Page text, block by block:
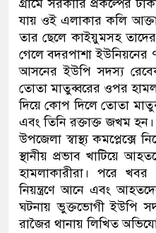
গ্রামে সরকারি প্রকল্পের
যায় ওই এলাকার কলি
তার ছেলে কাইয়ুমসহ তাদের
গেলে বদরপাশা ইউনিয়নের
আসনের ইউপি সদস্য
তোতা মাতুব্বরের ওপর
দিয়ে কোপ দিলে তোতা
এবং তিনি রক্তাক্ত জখম
উপজেলা স্বাস্থ্য কমপ্লেক্সে
স্থানীয় প্রভাব খাটিয়ে
হামলাকারীরা। পরে
নিয়ন্ত্রণে আনে এবং
ঘটনায় ভুক্তভোগী ইউপি
রাজৈর থানায় লিখিত